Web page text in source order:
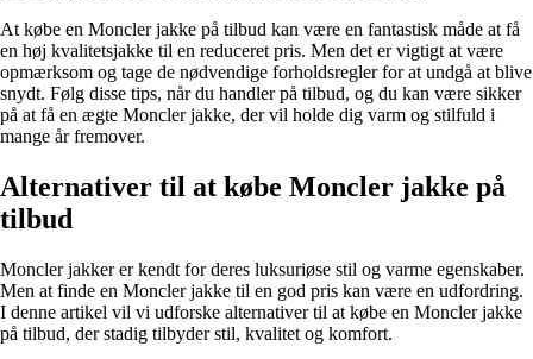
At købe en Moncler jakke på tilbud kan være en fantastisk måde at få
en høj kvalitetsjakke til en reduceret pris. Men det er vigtigt at være
opmærksom og tage de nødvendige forholdsregler for at undgå at blive
snydt. Følg disse tips, når du handler på tilbud, og du kan være sikker
på at få en ægte Moncler jakke, der vil holde dig varm og stilfuld i
mange år fremover.
Alternativer til at købe Moncler jakke på
tilbud
Moncler jakker er kendt for deres luksuriøse stil og varme egenskaber.
Men at finde en Moncler jakke til en god pris kan være en udfordring.
I denne artikel vil vi udforske alternativer til at købe en Moncler jakke
på tilbud, der stadig tilbyder stil, kvalitet og komfort.